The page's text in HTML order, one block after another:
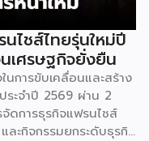
ชส์และโซลูชั่นส์แบบครบ
ไชส์ไทยรุ่นใหม่ปี
เศรษฐกิจยั่งยืน
การขับเคลื่อนและสร้าง
ระจำปี 2569 ผ่าน 2
ดการธุรกิจแฟรนไชส์
ะกิจกรรมยกระดับธุรกิจ